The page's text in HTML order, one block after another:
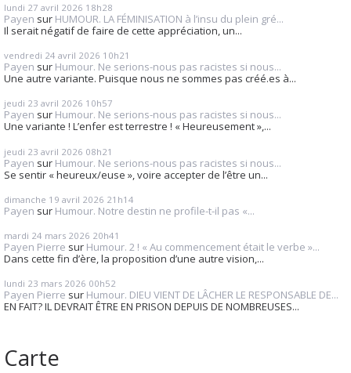
lundi 27 avril 2026 18h28
Payen sur HUMOUR. LA FÉMINISATION à l’insu du plein gré...
Il serait négatif de faire de cette appréciation, un...
vendredi 24 avril 2026 10h21
Payen sur Humour. Ne serions-nous pas racistes si nous...
Une autre variante. Puisque nous ne sommes pas créé.es à...
jeudi 23 avril 2026 10h57
Payen sur Humour. Ne serions-nous pas racistes si nous...
Une variante ! L’enfer est terrestre ! « Heureusement »,...
jeudi 23 avril 2026 08h21
Payen sur Humour. Ne serions-nous pas racistes si nous...
Se sentir « heureux/euse », voire accepter de l’être un...
dimanche 19 avril 2026 21h14
Payen sur Humour. Notre destin ne profile-t-il pas «...
mardi 24 mars 2026 20h41
Payen Pierre sur Humour. 2 ! « Au commencement était le verbe »...
Dans cette fin d’ère, la proposition d’une autre vision,...
lundi 23 mars 2026 00h52
Payen Pierre sur Humour. DIEU VIENT DE LÂCHER LE RESPONSABLE DE...
EN FAIT? IL DEVRAIT ÊTRE EN PRISON DEPUIS DE NOMBREUSES...
Carte